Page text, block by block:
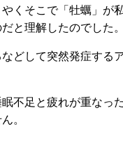
くそこで「牡蠣」が
と理解したのでした。
どして突然発症する
不足と疲れが重なっ
。